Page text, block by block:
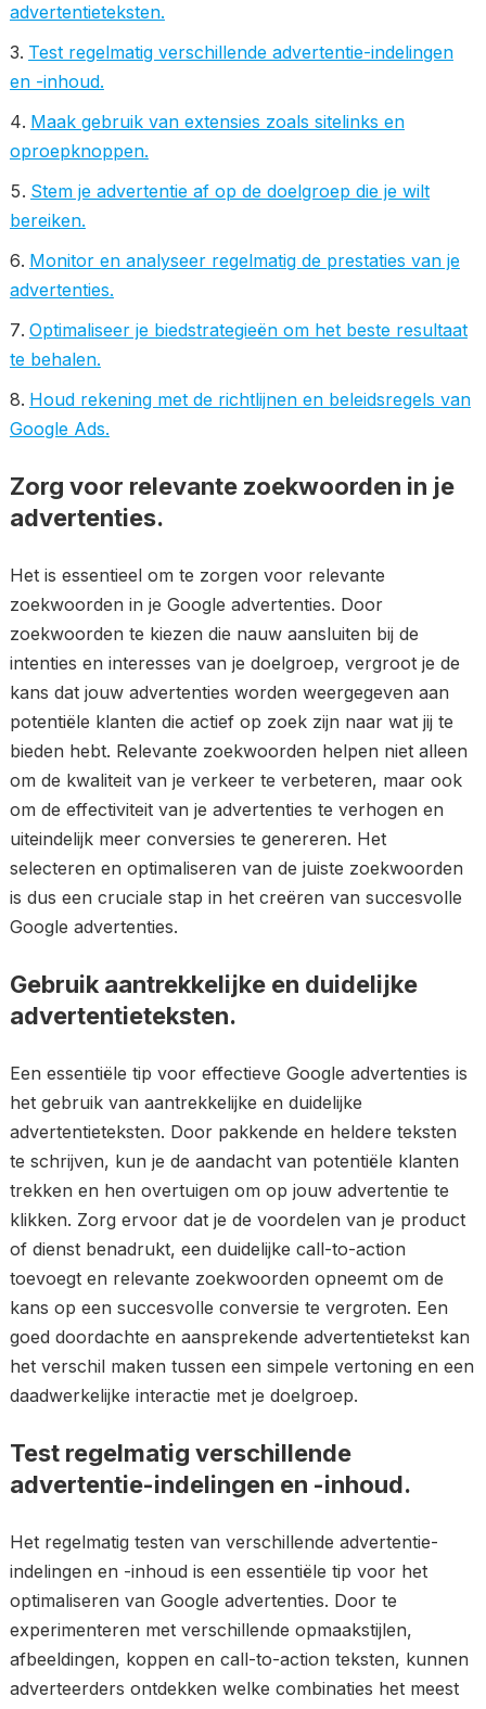
advertentieteksten.
Test regelmatig verschillende advertentie-indelingen
en -inhoud.
Maak gebruik van extensies zoals sitelinks en
oproepknoppen.
Stem je advertentie af op de doelgroep die je wilt
bereiken.
Monitor en analyseer regelmatig de prestaties van je
advertenties.
Optimaliseer je biedstrategieën om het beste resultaat
te behalen.
Houd rekening met de richtlijnen en beleidsregels van
Google Ads.
Zorg voor relevante zoekwoorden in je
advertenties.
Het is essentieel om te zorgen voor relevante
zoekwoorden in je Google advertenties. Door
zoekwoorden te kiezen die nauw aansluiten bij de
intenties en interesses van je doelgroep, vergroot je de
kans dat jouw advertenties worden weergegeven aan
potentiële klanten die actief op zoek zijn naar wat jij te
bieden hebt. Relevante zoekwoorden helpen niet alleen
om de kwaliteit van je verkeer te verbeteren, maar ook
om de effectiviteit van je advertenties te verhogen en
uiteindelijk meer conversies te genereren. Het
selecteren en optimaliseren van de juiste zoekwoorden
is dus een cruciale stap in het creëren van succesvolle
Google advertenties.
Gebruik aantrekkelijke en duidelijke
advertentieteksten.
Een essentiële tip voor effectieve Google advertenties is
het gebruik van aantrekkelijke en duidelijke
advertentieteksten. Door pakkende en heldere teksten
te schrijven, kun je de aandacht van potentiële klanten
trekken en hen overtuigen om op jouw advertentie te
klikken. Zorg ervoor dat je de voordelen van je product
of dienst benadrukt, een duidelijke call-to-action
toevoegt en relevante zoekwoorden opneemt om de
kans op een succesvolle conversie te vergroten. Een
goed doordachte en aansprekende advertentietekst kan
het verschil maken tussen een simpele vertoning en een
daadwerkelijke interactie met je doelgroep.
Test regelmatig verschillende
advertentie-indelingen en -inhoud.
Het regelmatig testen van verschillende advertentie-
indelingen en -inhoud is een essentiële tip voor het
optimaliseren van Google advertenties. Door te
experimenteren met verschillende opmaakstijlen,
afbeeldingen, koppen en call-to-action teksten, kunnen
adverteerders ontdekken welke combinaties het meest